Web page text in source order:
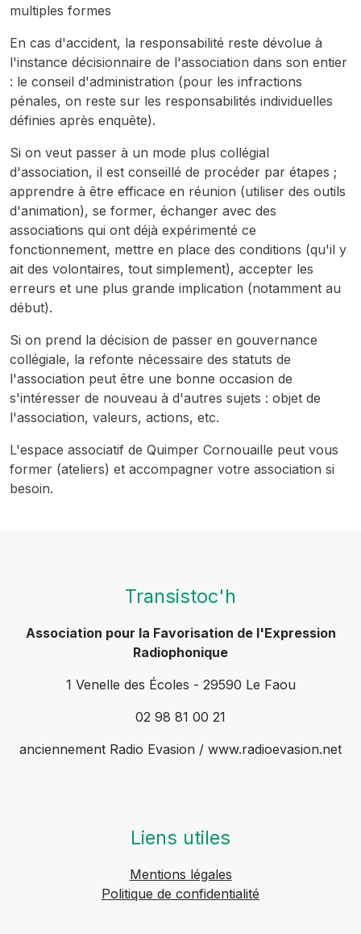
multiples formes
En cas d'accident, la responsabilité reste dévolue à
l'instance décisionnaire de l'association dans son entier
: le conseil d'administration (pour les infractions
pénales, on reste sur les responsabilités individuelles
définies après enquête).
Si on veut passer à un mode plus collégial
d'association, il est conseillé de procéder par étapes ;
apprendre à être efficace en réunion (utiliser des outils
d'animation), se former, échanger avec des
associations qui ont déjà expérimenté ce
fonctionnement, mettre en place des conditions (qu'il y
ait des volontaires, tout simplement), accepter les
erreurs et une plus grande implication (notamment au
début).
Si on prend la décision de passer en gouvernance
collégiale, la refonte nécessaire des statuts de
l'association peut être une bonne occasion de
s'intéresser de nouveau à d'autres sujets : objet de
l'association, valeurs, actions, etc.
L'espace associatif de Quimper Cornouaille peut vous
former (ateliers) et accompagner votre association si
besoin.
Transistoc'h
Association pour la Favorisation de l'Expression
Radiophonique
1 Venelle des Écoles - 29590 Le Faou
02 98 81 00 21
anciennement Radio Evasion / www.radioevasion.net
Liens utiles
Mentions légales
Politique de confidentialité